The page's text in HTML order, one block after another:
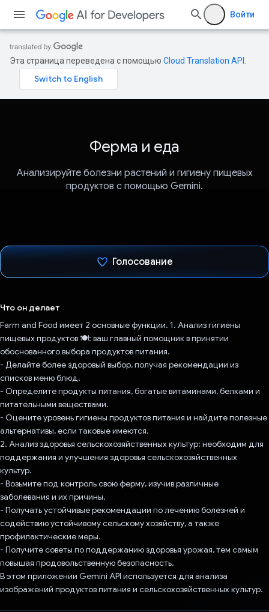
Войти
Эта страница переведена с помощью Cloud Translation API
Ферма и еда
Анализируйте болезни растений и гигиену пищевых
продуктов с помощью Gemini.
Голосование
Что он делает
Farm and Food имеет 2 основные функции. 1. Анализ гигиены
пищевых продуктов 🍽️: ваш главный помощник в принятии
обоснованного выбора продуктов питания.
- Делайте более здоровый выбор, получая рекомендации из
списков меню блюд.
- Определите продукты питания, богатые витаминами, белками и
питательными веществами.
- Оцените уровень гигиены продуктов питания и найдите полезные
альтернативы, если таковые имеются.
2. Анализ здоровья сельскохозяйственных культур: необходим для
поддержания и улучшения здоровья сельскохозяйственных
культур.
- Возьмите под контроль свою ферму, изучив различные
заболевания и их причины.
- Получать устойчивые рекомендации по лечению болезней и
содействию устойчивому сельскому хозяйству, а также
профилактические меры.
- Получите советы по поддержанию здоровья урожая, тем самым
повышая продовольственную безопасность.
В этом приложении Gemini API используется для анализа
изображений продуктов питания и сельскохозяйственных культур.